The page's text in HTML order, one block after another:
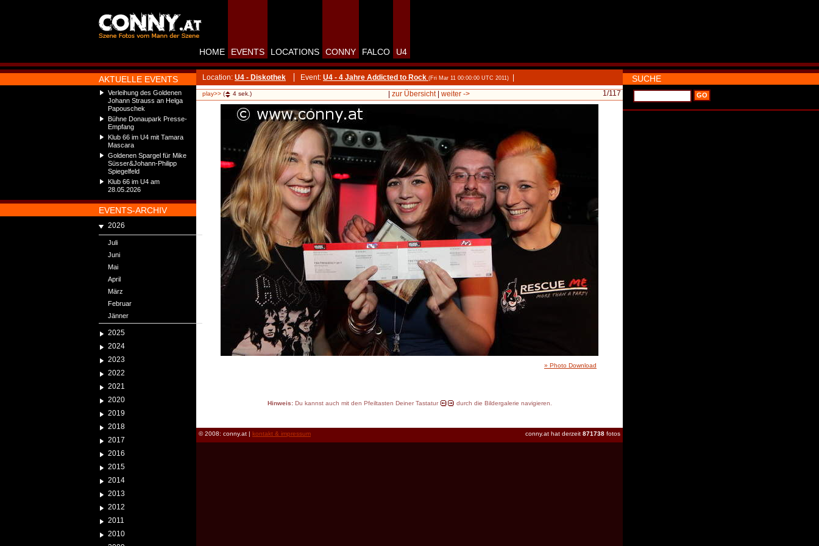
AKTUELLE EVENTS
Verleihung des Goldenen
Johann Strauss an Helga
Papouschek
Bühne Donaupark Presse-
Empfang
Klub 66 im U4 mit Tamara
Mascara
Goldenen Spargel für Mike
Süsser&Johann-Philipp
Spiegelfeld
Klub 66 im U4 am
28.05.2026
EVENTS-ARCHIV
2026
Juli
Juni
Mai
April
März
Februar
Jänner
2025
2024
2023
2022
2021
2020
2019
2018
2017
2016
2015
2014
2013
2012
2011
2010
HOME EVENTS LOCATIONS CONNY FALCO U4
Location: U4 - Diskothek Event: U4 - 4 Jahre Addicted to Rock (Fri Mar 11 00:00:00 UTC 2011)
play>> ( 4 sek.) 1/117
zur Übersicht| weiter ->
» Photo Download
Hinweis:Du kannst auch mit den Pfeiltasten Deiner Tastatur durch die Bildergalerie navigieren.
conny.at hat derzeit 871738 fotos
© 2008: conny.at | kontakt & impressum
SUCHE